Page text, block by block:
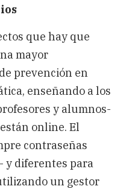
que hay que
mayor
prevención en
enseñando a los
y alumnos-
online. El
contraseñas
y diferentes para
un gestor